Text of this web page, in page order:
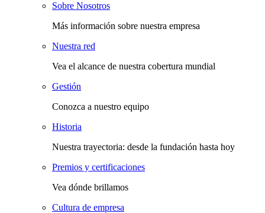
Sobre Nosotros
Más información sobre nuestra empresa
Nuestra red
Vea el alcance de nuestra cobertura mundial
Gestión
Conozca a nuestro equipo
Historia
Nuestra trayectoria: desde la fundación hasta hoy
Premios y certificaciones
Vea dónde brillamos
Cultura de empresa